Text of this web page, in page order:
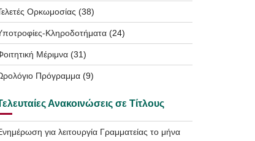
Ορκωμοσίας (38)
Κληροδοτήματα(24)
Μέριμνα(31)
Πρόγραμμα(9)
Ανακοινώσεις σε Τίτλους
για λειτουργία Γραμματείας το μήνα